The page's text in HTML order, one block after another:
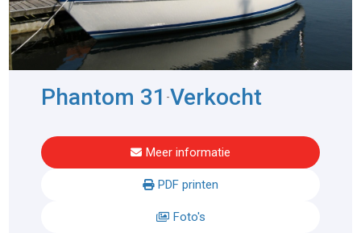
Phantom 31 -Verkocht
Meer informatie
PDF printen
Foto's